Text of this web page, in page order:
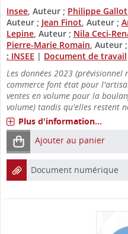
Insee , Auteur ; Philippe Gallot
Auteur ; Jean Finot , Auteur ;
Lepine , Auteur ; Nila Ceci-
Pierre-Marie Romain , Auteur ;
: INSEE | Document de travail
Les données 2023
commerce font état pour
ventes en volume pour la
volume) tandis qu'elles restent
Plus d'information...
Ajouter au panier
Document numérique